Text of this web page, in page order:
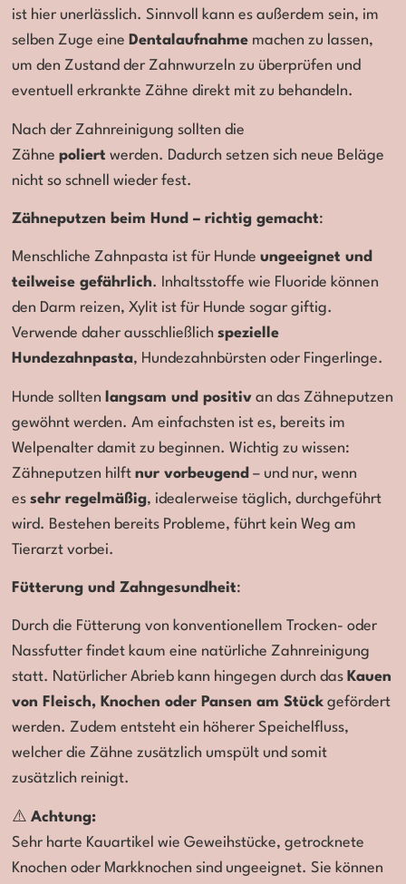
ist hier unerlässlich. Sinnvoll kann es außerdem sein, im
selben Zuge eine Dentalaufnahme machen zu lassen,
um den Zustand der Zahnwurzeln zu überprüfen und
eventuell erkrankte Zähne direkt mit zu behandeln.
Nach der Zahnreinigung sollten die
Zähnepoliert werden. Dadurch setzen sich neue Beläge
nicht so schnell wieder fest.
Zähneputzen beim Hund – richtig gemacht:
Menschliche Zahnpasta ist für Hundeungeeignet und
teilweise gefährlich. Inhaltsstoffe wie Fluoride können
den Darm reizen, Xylit ist für Hunde sogar giftig.
Verwende daher ausschließlichspezielle
Hundezahnpasta, Hundezahnbürsten oder Fingerlinge.
Hunde sollten langsam und positiv an das Zähneputzen
gewöhnt werden. Am einfachsten ist es, bereits im
Welpenalter damit zu beginnen. Wichtig zu wissen:
Zähneputzen hilftnur vorbeugend – und nur, wenn
essehr regelmäßig, idealerweise täglich, durchgeführt
wird. Bestehen bereits Probleme, führt kein Weg am
Tierarzt vorbei.
Fütterung und Zahngesundheit:
Durch die Fütterung von konventionellem Trocken- oder
Nassfutter findet kaum eine natürliche Zahnreinigung
statt. Natürlicher Abrieb kann hingegen durch dasKauen
von Fleisch, Knochen oder Pansen am Stück gefördert
werden. Zudem entsteht ein höherer Speichelfluss,
welcher die Zähne zusätzlich umspült und somit
zusätzlich reinigt.
⚠️Achtung:
Sehr harte Kauartikel wie Geweihstücke, getrocknete
Knochen oder Markknochen sind ungeeignet. Sie können